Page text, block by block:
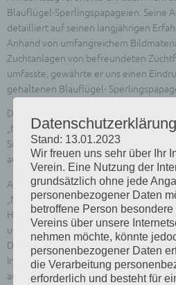
Blauflügel-Sperlingspapageien. Seine
detailliert auf seinen langjährigen
Anhand von umfangreichem
Zuchtanlagen von befreundeten
umfasste, gewährte er uns einen
gehaltenen Blauflügel-
Der anschließende Vortrag von Frau
„Nasenkakadus“ im Freiland und in
Sittiche und Amazonen. Hierbei gab sie
auf die von ihr praktizierte Fütterung
Anschließend folgte der Vortrag von Dr.
„Neue Risiken für unsere einheimische
Hinweis auf die von den Erregern des
und E. coli-Infektionen ausgehenden
Darüber hinaus informierte er über die
Influenza. Hierbei wies er immer
ausgehende Gefährdung hin.
Datenschutzerklärung
Stand: 13.01.2023
Wir freuen uns sehr über Ihr
Verein. Eine Nutzung der
grundsätzlich ohne jede
personenbezogener Daten
betroffene Person
Vereins über unsere
nehmen möchte, könnte
personenbezogener Daten
die Verarbeitung
erforderlich und besteht für